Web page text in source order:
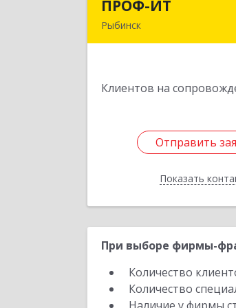
ПРОФ-ИТ
Рыбинск
Клиентов на
Отправить
Показать
Отправить
Назад
При выборе фирмы-
Количество
Количество